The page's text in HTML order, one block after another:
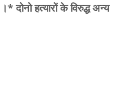
दोनो हत्यारों के विरुद्ध अन्य